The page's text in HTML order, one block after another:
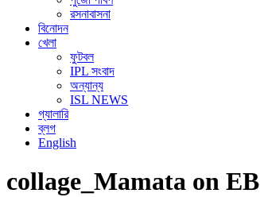
রসনাবাসনা
বিনোদন
খেলা
ফুটবল
IPL সংবাদ
অন্যান্য
ISL NEWS
গ্যালারি
ব্লগ
English
collage_Mamata on EB